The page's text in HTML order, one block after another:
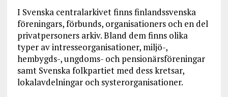
I Svenska centralarkivet finns finlandssvenska
föreningars, förbunds, organisationers och en del
privatpersoners arkiv. Bland dem finns olika
typer av intresseorganisationer, miljö-,
hembygds-, ungdoms- och pensionärsföreningar
samt Svenska folkpartiet med dess kretsar,
lokalavdelningar och systerorganisationer.